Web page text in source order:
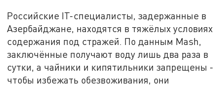
Российские IT-специалисты, задержанные в
Азербайджане, находятся в тяжёлых условиях
содержания под стражей. По данным Mash,
заключённые получают воду лишь два раза в
сутки, а чайники и кипятильники запрещены -
чтобы избежать обезвоживания, они